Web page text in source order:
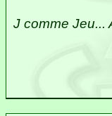
J comme Jeu...